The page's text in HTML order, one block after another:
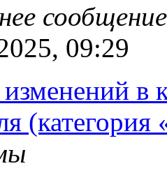
сообщение
09:29
в
(категория